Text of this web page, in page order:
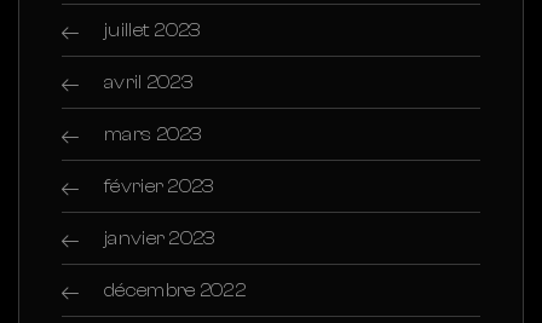
juillet 2023
avril 2023
mars 2023
février 2023
janvier 2023
décembre 2022